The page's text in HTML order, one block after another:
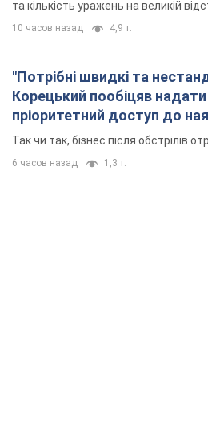
та кількість уражень на великій
10 часов назад 4,9 т.
"Потрібні швидкі та
Корецький пообіцяв надати
пріоритетний доступ до
приміщень
Так чи так, бізнес після обстрілів
6 часов назад 1,3 т.